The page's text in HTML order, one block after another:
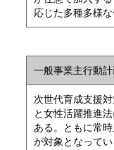
応じた多種多様な
一般事業主行動
次世代育成支援
と女性活躍推進
ある。ともに常
が対象となってい